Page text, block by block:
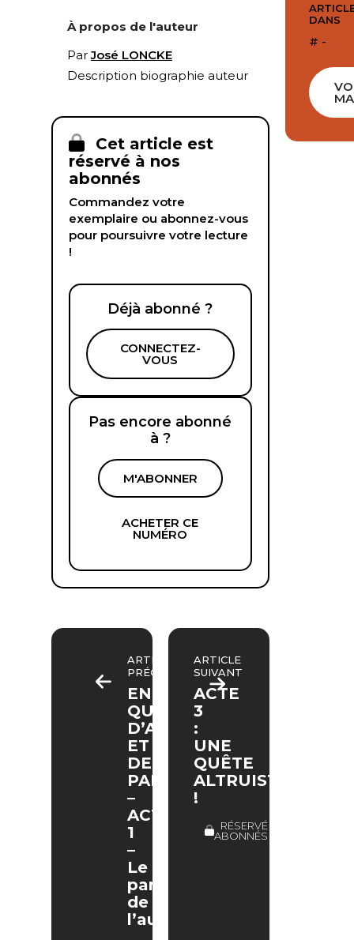
À propos de l'auteur
ParJosé LONCKE
Description biographie auteur
Cet article est
réservé à nos
abonnés
Commandez votre
exemplaire ou abonnez-vous
pour poursuivre votre lecture
!
Déjà abonné ?
CONNECTEZ-
VOUS
Pas encore abonné
à ?
M'ABONNER
ACHETER CE
NUMÉRO
ARTICLE
PRÉCÉDENT
EN
QUÊTE
D’AMOUR
ET
DE
PAIX
–
ACTE
1
–
Le
parcours
de
l’auteur
ARTICLE
SUIVANT
ACTE
3
:
UNE
QUÊTE
ALTRUISTE
!
RÉSERVÉ
ABONNÉS
DANS
# -